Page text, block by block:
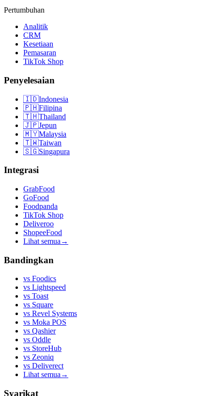
Pertumbuhan
Analitik
CRM
Kesetiaan
Pemasaran
TikTok Shop
Penyelesaian
🇮🇩Indonesia
🇵🇭Filipina
🇹🇭Thailand
🇯🇵Jepun
🇲🇾Malaysia
🇹🇼Taiwan
🇸🇬Singapura
Integrasi
GrabFood
GoFood
Foodpanda
TikTok Shop
Deliveroo
ShopeeFood
Lihat semua →
Bandingkan
vs Foodics
vs Lightspeed
vs Toast
vs Square
vs Revel Systems
vs Moka POS
vs Qashier
vs Oddle
vs StoreHub
vs Zeoniq
vs Deliverect
Lihat semua →
Syarikat